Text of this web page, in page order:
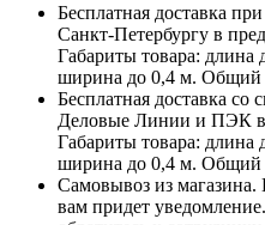
Бесплатная доставка
Санкт-Петербургу в
Габариты товара: длина
ширина до 0,4 м. Общий
Бесплатная доставка со
Деловые Линии и ПЭК в
Габариты товара: длина
ширина до 0,4 м. Общий
Самовывоз из магазина.
вам придет